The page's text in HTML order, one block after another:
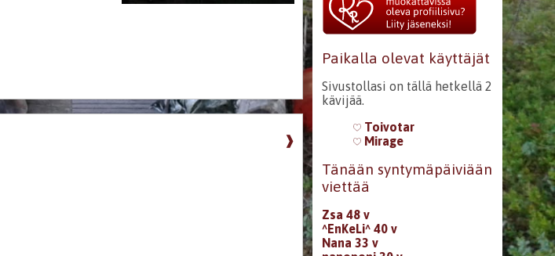
❱
Paikalla olevat käyttäjät
Sivustollasi on tällä hetkellä 2
kävijää.
Toivotar
Mirage
Tänään syntymäpäiviään
viettää
Zsa 48 v
^EnKeLi^ 40 v
Nana 33 v